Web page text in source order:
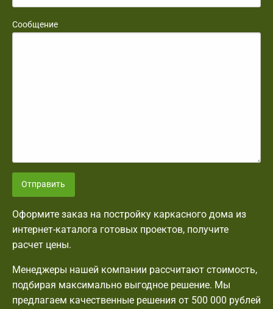
Сообщение
Отправить
Оформите заказ на постройку каркасного дома из
интернет-каталога готовых проектов, получите
расчет цены.
Менеджеры нашей компании рассчитают стоимость,
подбирая максимально выгодное решение. Мы
предлагаем качественные решения от 500 000 рублей